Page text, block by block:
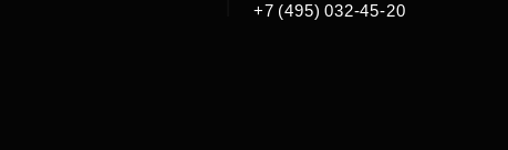
+7 (495) 032-45-20